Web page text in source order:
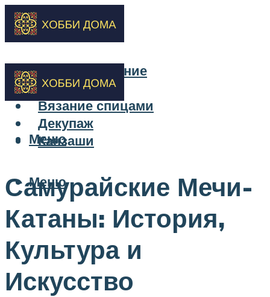
Бисероплетение
Вышивка
Вязание спицами
Декупаж
Канзаши
Меню
Меню
Самурайские Мечи-
Катаны: История,
Культура и
Искусство